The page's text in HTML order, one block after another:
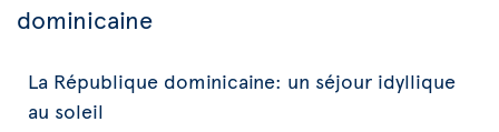
dominicaine
La République dominicaine: un séjour idyllique
au soleil